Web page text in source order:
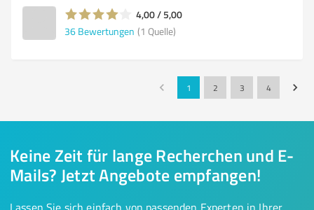
4,00 / 5,00
36 Bewertungen (1 Quelle)
1 2 3 4
Keine Zeit für lange Recherchen und E-
Mails? Jetzt Angebote empfangen!